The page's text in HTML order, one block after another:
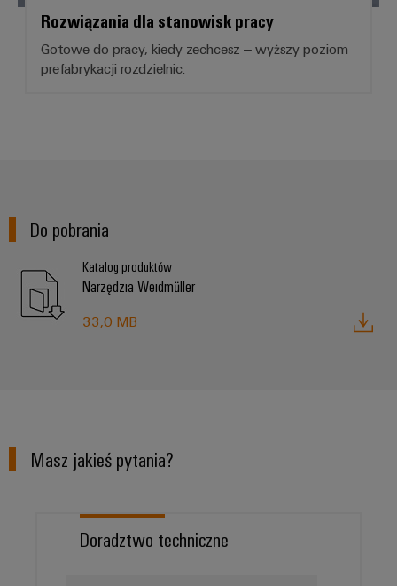
Rozwiązania dla stanowisk pracy
Gotowe do pracy, kiedy zechcesz – wyższy poziom
prefabrykacji rozdzielnic.
Do pobrania
Katalog produktów
Narzędzia Weidmüller
33,0 MB
Masz jakieś pytania?
Doradztwo techniczne